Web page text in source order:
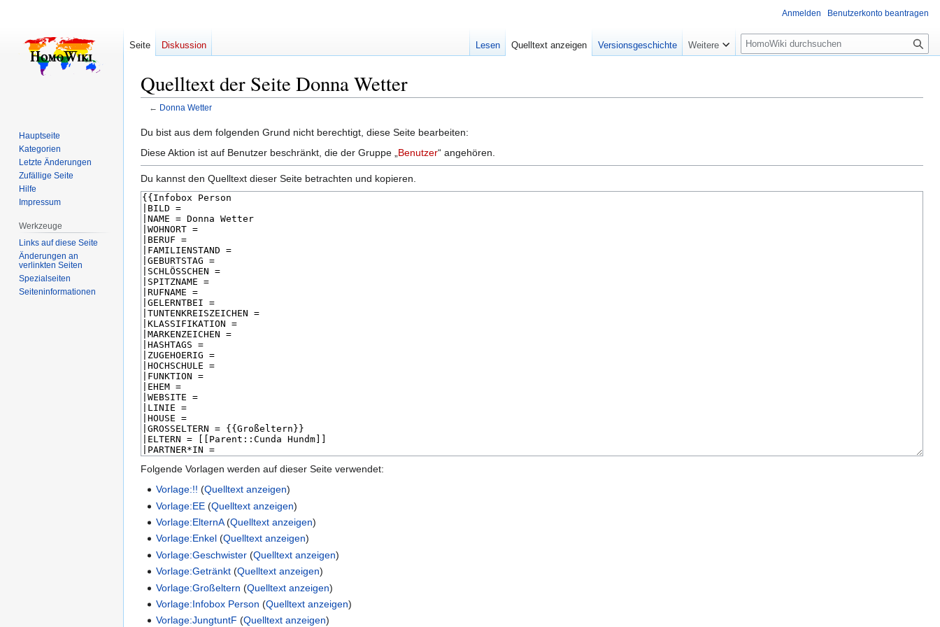
Quelltext der Seite Donna Wetter
← Donna Wetter
Zur
Navigation
Zur
Suche
Du bist aus dem folgenden Grund nicht berechtigt, diese Seite bearbeiten:
Diese Aktion ist auf Benutzer beschränkt, die der Gruppe „ Benutzer“ angehören.
Du kannst den Quelltext dieser Seite betrachten und kopieren.
Folgende Vorlagen werden auf dieser Seite verwendet:
Vorlage:!! (Quelltext anzeigen)
Vorlage:EE (Quelltext anzeigen)
Vorlage:ElternA(Quelltext anzeigen)
Vorlage:Enkel (Quelltext anzeigen)
Vorlage:Geschwister (Quelltext anzeigen)
Vorlage:Getränkt (Quelltext anzeigen)
Vorlage:Großeltern (Quelltext anzeigen)
Vorlage:Infobox Person (Quelltext anzeigen)
Vorlage:JungtuntF (Quelltext anzeigen)
Anmelden Benutzerkonto beantragen
Seite Diskussion Lesen Quelltext anzeigen Versionsgeschichte Weitere
Suche
Hauptseite
Kategorien
Letzte Änderungen
Zufällige Seite
Hilfe
Impressum
Werkzeuge
Links auf diese Seite
Änderungen an
verlinkten Seiten
Spezialseiten
Seiten­­informationen